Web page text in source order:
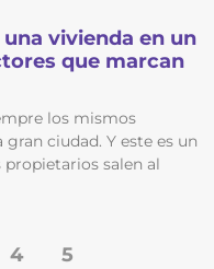
vivienda en un
que marcan
los mismos
ciudad. Y este es un
salen al
4 5